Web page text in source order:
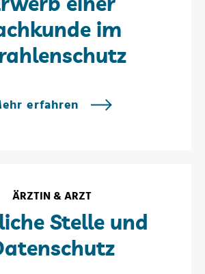
im
erfahren
ÄRZTIN & ARZT
Stelle und